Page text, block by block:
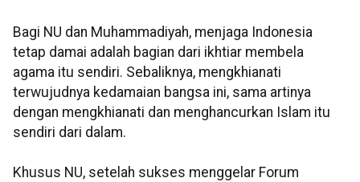
Bagi NU dan Muhammadiyah, menjaga Indonesia
tetap damai adalah bagian dari ikhtiar membela
agama itu sendiri. Sebaliknya, mengkhianati
terwujudnya kedamaian bangsa ini, sama artinya
dengan mengkhianati dan menghancurkan Islam itu
sendiri dari dalam.
Khusus NU, setelah sukses menggelar Forum